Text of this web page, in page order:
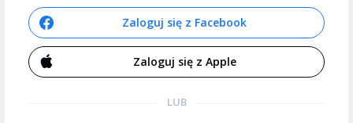
Zaloguj się z Facebook
Zaloguj się z Apple
LUB